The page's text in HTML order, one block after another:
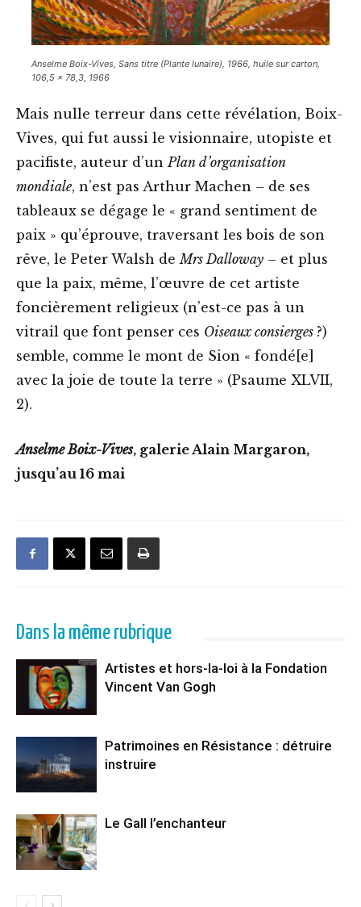
Anselme Boix-Vives, Sans titre (Plante lunaire), 1966, huile sur carton,
106,5 x 78,3, 1966
Mais nulle terreur dans cette révélation, Boix-
Vives, qui fut aussi le visionnaire, utopiste et
pacifiste, auteur d’un Plan d’organisation
mondiale, n’est pas Arthur Machen – de ses
tableaux se dégage le « grand sentiment de
paix » qu’éprouve, traversant les bois de son
rêve, le Peter Walsh de Mrs Dalloway – et plus
que la paix, même, l’œuvre de cet artiste
foncièrement religieux (n’est-ce pas à un
vitrail que font penser ces Oiseaux consierges ?)
semble, comme le mont de Sion « fondé[e]
avec la joie de toute la terre » (Psaume XLVII,
2).
Anselme Boix-Vives, galerie Alain Margaron,
jusqu’au 16 mai
Dans la même rubrique
Artistes et hors-la-loi à la Fondation
Vincent Van Gogh
Patrimoines en Résistance : détruire
instruire
Le Gall l’enchanteur